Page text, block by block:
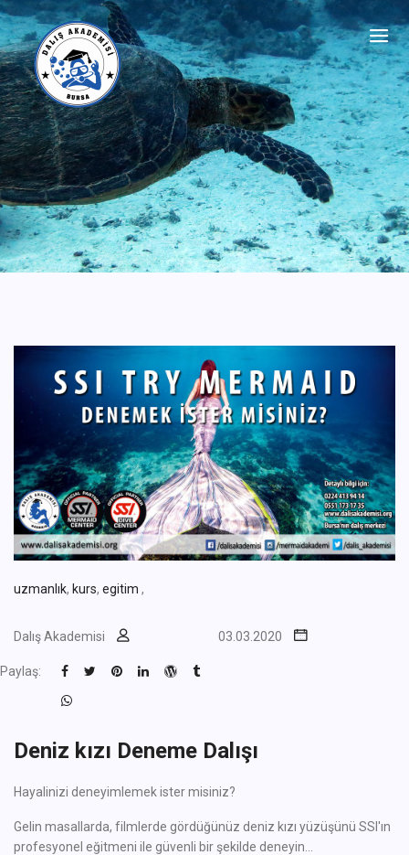
uzmanlık, kurs, egitim ,
Dalış Akademisi 03.03.2020
Paylaş:
Deniz kızı Deneme Dalışı
Hayalinizi deneyimlemek ister misiniz?
Gelin masallarda, filmlerde gördüğünüz deniz kızı yüzüşünü SSI'ın
profesyonel eğitmeni ile güvenli bir şekilde deneyin...